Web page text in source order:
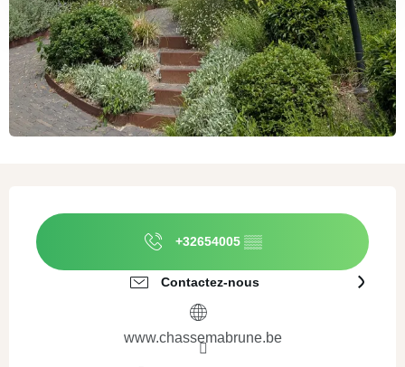
Ouverture et coordonnées
+32654005 ▒▒
Contactez-nous
www.chassemabrune.be